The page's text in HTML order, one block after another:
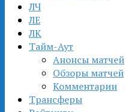
ЛЧ
ЛЕ
ЛК
Тайм-Аут
Анонсы матчей
Обзоры матчей
Комментарии
Трансферы